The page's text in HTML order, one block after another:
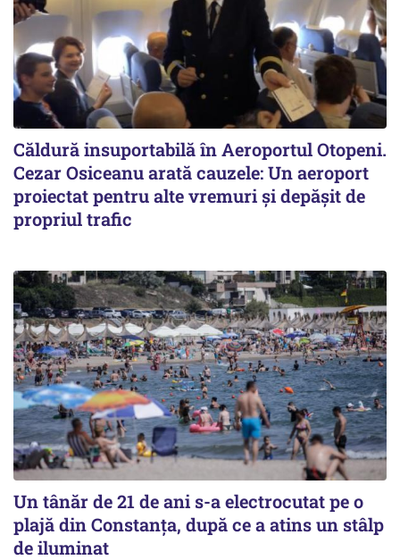
Căldură insuportabilă în Aeroportul Otopeni.
Cezar Osiceanu arată cauzele: Un aeroport
proiectat pentru alte vremuri și depășit de
propriul trafic
Un tânăr de 21 de ani s-a electrocutat pe o
plajă din Constanța, după ce a atins un stâlp
de iluminat